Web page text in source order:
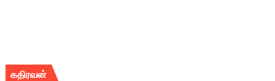
கதிரவன்